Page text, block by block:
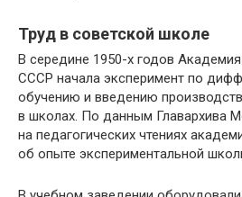
Труд в советской школе
В середине 1950-х годов Академия
СССР начала эксперимент по
обучению и введению
в школах. По данным Главархива
на педагогических чтениях
об опыте экспериментальной